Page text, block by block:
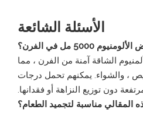
الأسئلة الشائعة
الشاقة آمنة من الفرن ، مما
، والشواء. يمكنهم تحمل درجات
دون توزيع النزاهة أو فقدانها.